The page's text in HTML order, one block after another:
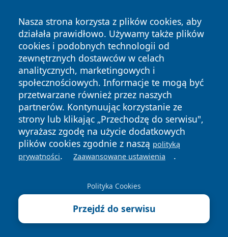
Nasza strona korzysta z plików cookies, aby
działała prawidłowo. Używamy także plików
cookies i podobnych technologii od
zewnętrznych dostawców w celach
analitycznych, marketingowych i
społecznościowych. Informacje te mogą być
przetwarzane również przez naszych
partnerów. Kontynuując korzystanie ze
strony lub klikając „Przechodzę do serwisu",
wyrażasz zgodę na użycie dodatkowych
plików cookies zgodnie z naszą polityką
prywatności. Zaawansowane ustawienia .
Polityka Cookies
Przejdź do serwisu
Copyright © 2026 infolomza.pl Wszystkie prawa zastrzeżone.
News Autorzy
Polityka
Prywatności
Polityka
Cookies